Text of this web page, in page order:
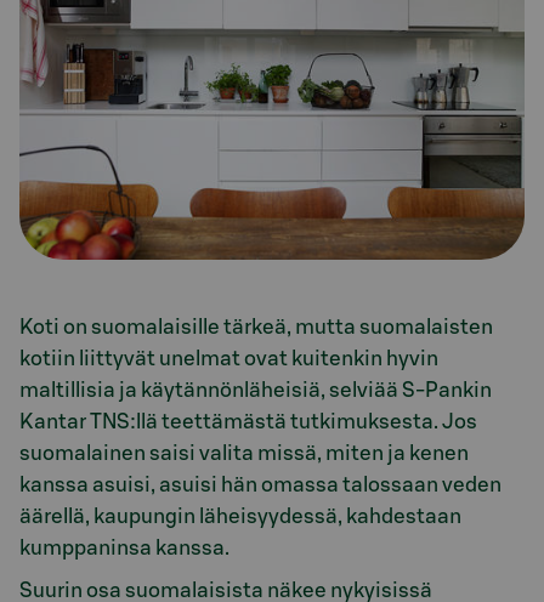
Koti on suomalaisille tärkeä, mutta suomalaisten
kotiin liittyvät unelmat ovat kuitenkin hyvin
maltillisia ja käytännönläheisiä, selviää S-Pankin
Kantar TNS:llä teettämästä tutkimuksesta. Jos
suomalainen saisi valita missä, miten ja kenen
kanssa asuisi, asuisi hän omassa talossaan veden
äärellä, kaupungin läheisyydessä, kahdestaan
kumppaninsa kanssa.
Suurin osa suomalaisista näkee nykyisissä